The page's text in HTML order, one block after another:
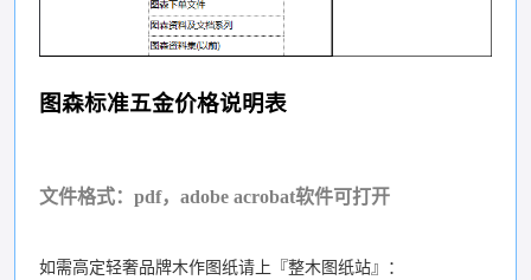
图森标准五金价格说明表
文件格式：pdf，adobe acrobat软件可打开
如需高定轻奢品牌木作图纸请上『整木图纸站』：